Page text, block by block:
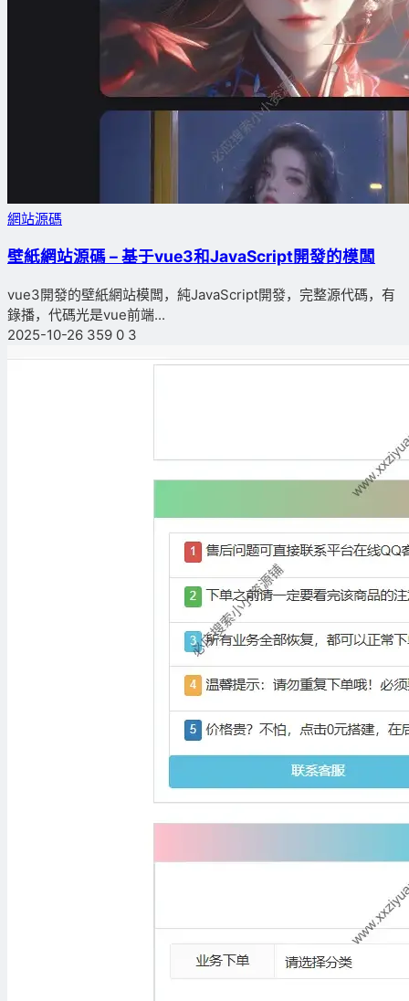
網站源碼
壁紙網站源碼 – 基于vue3和JavaScript開發的模闆
vue3開發的壁紙網站模闆，純JavaScript開發，完整源代碼，有
錄播，代碼光是vue前端...
2025-10-26 359 0 3